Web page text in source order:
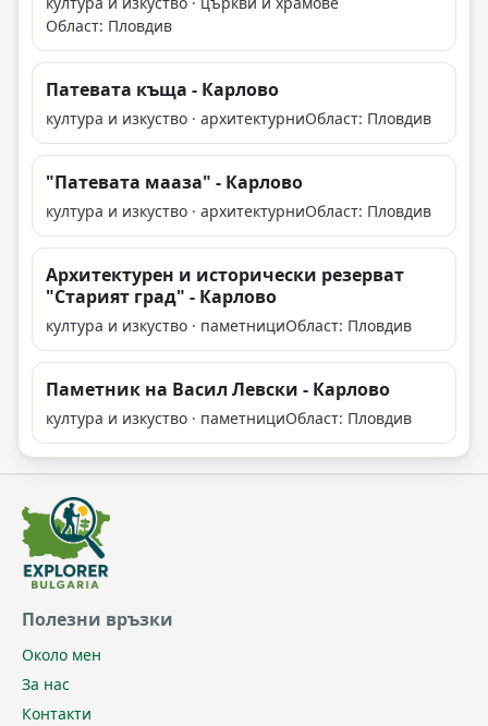
Област: Пловдив
Патевата къща - Карлово
култура и изкуство · архитектурниОбласт: Пловдив
"Патевата мааза" - Карлово
култура и изкуство · архитектурниОбласт: Пловдив
Архитектурен и исторически резерват
"Старият град" - Карлово
култура и изкуство · паметнициОбласт: Пловдив
Паметник на Васил Левски - Карлово
култура и изкуство · паметнициОбласт: Пловдив
Полезни връзки
Около мен
За нас
Контакти